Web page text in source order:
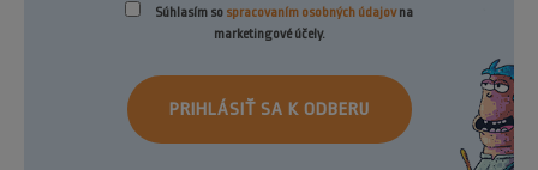
Súhlasím so spracovaním osobných údajovna
marketingové účely.
PRIHLÁSIŤ SA K ODBERU